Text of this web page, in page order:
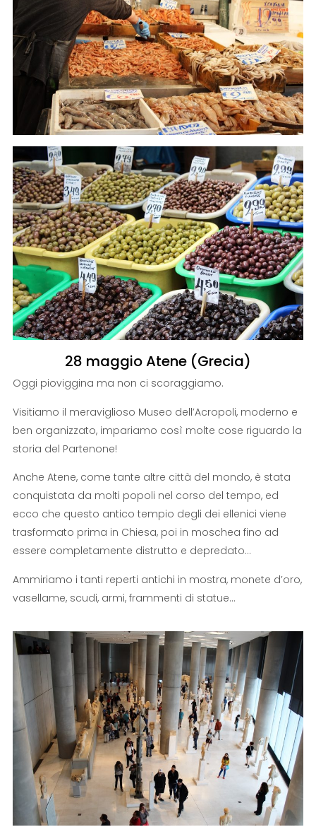
28 maggio Atene (Grecia)
Oggi pioviggina ma non ci scoraggiamo.
Visitiamo il meraviglioso Museo dell’Acropoli, moderno e
ben organizzato, impariamo così molte cose riguardo la
storia del Partenone!
Anche Atene, come tante altre città del mondo, è stata
conquistata da molti popoli nel corso del tempo, ed
ecco che questo antico tempio degli dei ellenici viene
trasformato prima in Chiesa, poi in moschea fino ad
essere completamente distrutto e depredato…
Ammiriamo i tanti reperti antichi in mostra, monete d’oro,
vasellame, scudi, armi, frammenti di statue…